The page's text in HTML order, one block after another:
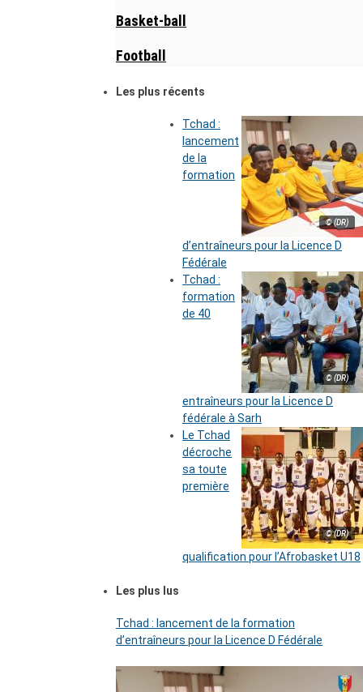
Basket-ball
Football
Les plus récents
© (DR)
Tchad :
lancement
de la
formation
d’entraîneurs pour la Licence D
Fédérale
© (DR)
Tchad :
formation
de 40
entraîneurs pour la Licence D
fédérale à Sarh
© (DR)
Le Tchad
décroche
sa toute
première
qualification pour l’Afrobasket U18
Les plus lus
Tchad : lancement de la formation
d’entraîneurs pour la Licence D Fédérale